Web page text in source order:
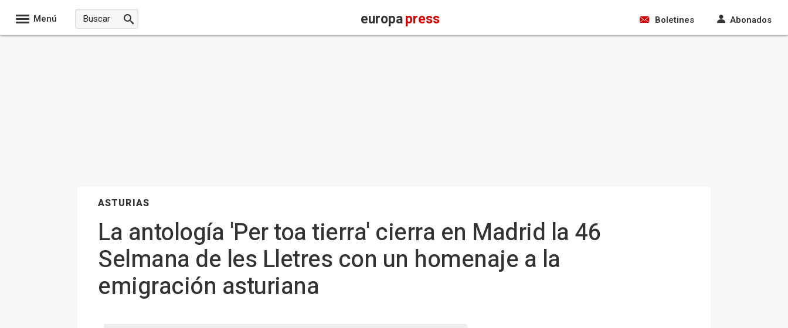
Menú europapress Boletines Abonados
ASTURIAS
La antología 'Per toa tierra' cierra en Madrid la 46
Selmana de les Lletres con un homenaje a la
emigración asturiana